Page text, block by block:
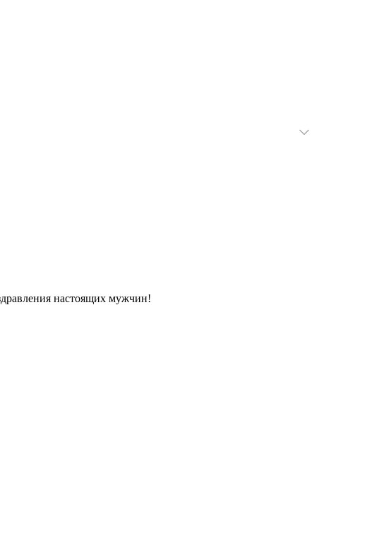
настоящих мужчин!